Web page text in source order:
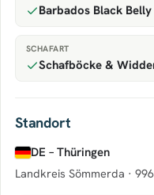
Barbados Black Belly
SCHAFART
Schafböcke &
Standort
DE – Thüringen
Landkreis Sömmerda ·